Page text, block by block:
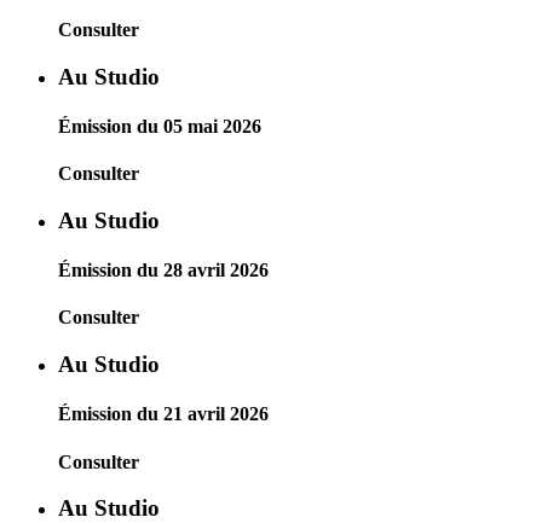
Consulter
Au Studio
Émission du 05 mai 2026
Consulter
Au Studio
Émission du 28 avril 2026
Consulter
Au Studio
Émission du 21 avril 2026
Consulter
Au Studio